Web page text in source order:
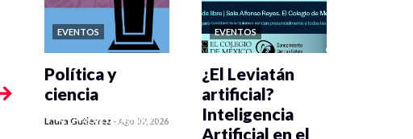
EVENTOS
0 veces compartido
Política y
ciencia
Laura Gutiérrez -Ago 07, 2026
EVENTOS
¿El Leviatán
artificial?
Inteligencia
Artificial en el